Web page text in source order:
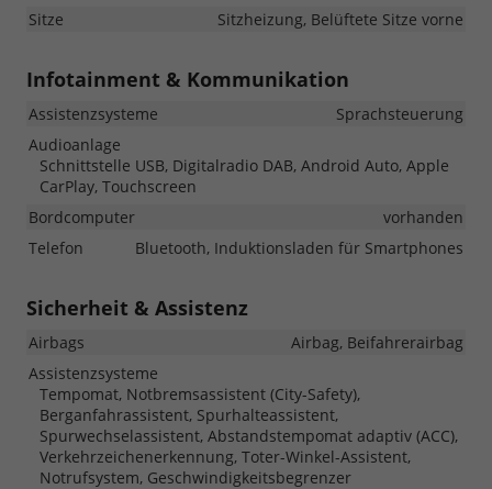
Sitze
Sitzheizung, Belüftete Sitze vorne
Infotainment & Kommunikation
Assistenzsysteme
Sprachsteuerung
Audioanlage
Schnittstelle USB, Digitalradio DAB, Android Auto, Apple
CarPlay, Touchscreen
Bordcomputer
vorhanden
Telefon
Bluetooth, Induktionsladen für Smartphones
Sicherheit & Assistenz
Airbags
Airbag, Beifahrerairbag
Assistenzsysteme
Tempomat, Notbremsassistent (City-Safety),
Berganfahrassistent, Spurhalteassistent,
Spurwechselassistent, Abstandstempomat adaptiv (ACC),
Verkehrzeichenerkennung, Toter-Winkel-Assistent,
Notrufsystem, Geschwindigkeitsbegrenzer